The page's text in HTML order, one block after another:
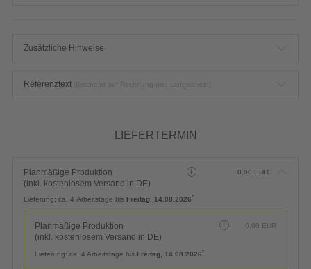
Zusätzliche Hinweise
Referenztext
LIEFERTERMIN
Planmäßige Produktion
(inkl. kostenlosem Versand in DE)
0,00 EUR
Lieferung: ca. 4 Arbeitstage bis Freitag, 14.08.2026*
Planmäßige Produktion
(inkl. kostenlosem Versand in DE)
0,00 EUR
Lieferung: ca. 4 Arbeitstage bis Freitag, 14.08.2026*